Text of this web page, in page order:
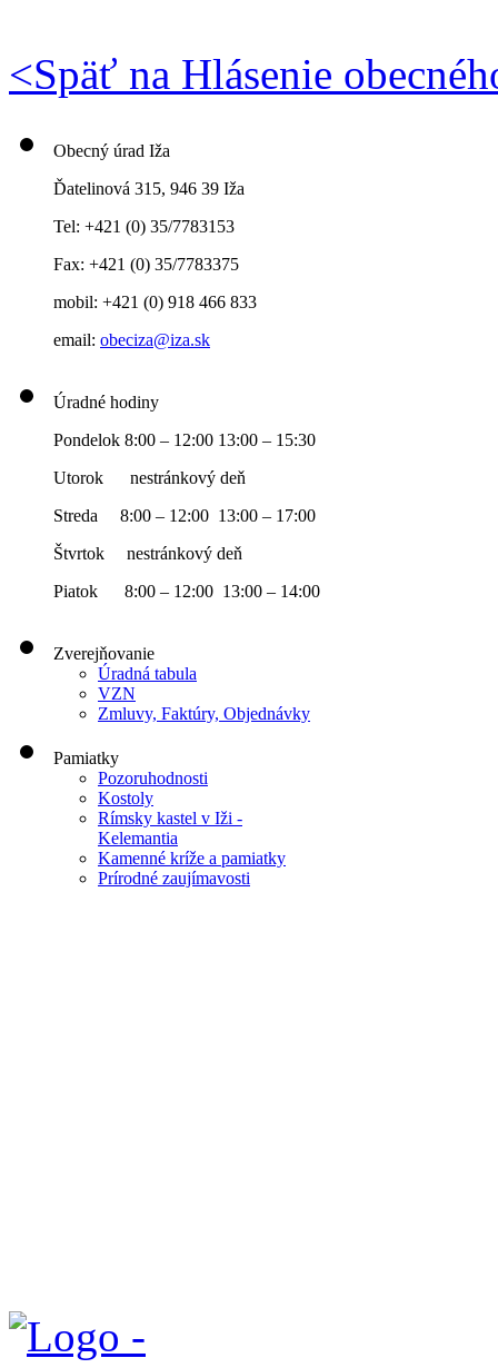
<Späť na Hlásenie
Obecný úrad Iža
Ďatelinová 315, 946 39 Iža
Tel: +421 (0) 35/7783153
Fax: +421 (0) 35/7783375
mobil: +421 (0) 918 466 833
email: obeciza@iza.sk
Úradné hodiny
Pondelok 8:00 – 12:00 13:00 – 15:30
Utorok nestránkový deň
Streda 8:00 – 12:00 13:00 – 17:00
Štvrtok nestránkový deň
Piatok 8:00 – 12:00 13:00 – 14:00
Zverejňovanie
Úradná tabula
VZN
Zmluvy, Faktúry, Objednávky
Pamiatky
Pozoruhodnosti
Kostoly
Rímsky kastel v Iži -
Kelemantia
Kamenné kríže a pamiatky
Prírodné zaujímavosti